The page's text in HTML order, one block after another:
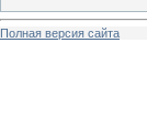
Полная версия сайта